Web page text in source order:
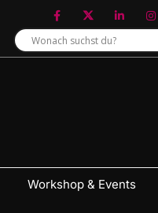
Workshop & Events